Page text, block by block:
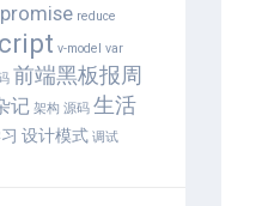
promise reduce
v-model var
前端黑板报周
记 架构 源码 生活
设计模式 调试